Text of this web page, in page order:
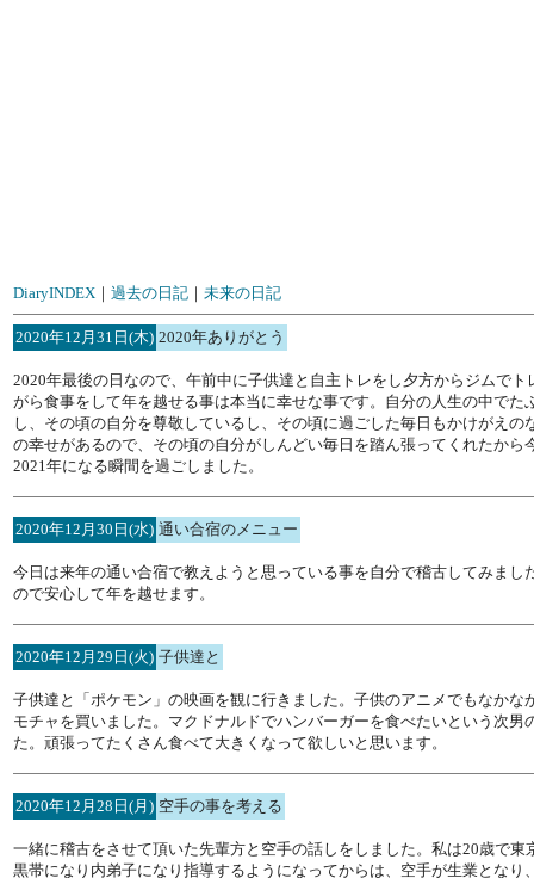
DiaryINDEX ｜ 過去の日記 ｜ 未来の日記
2020年12月31日(木) 2020年ありがとう
2020年最後の日なので、午前中に子供達と自主トレをし夕方からジムで
がら食事をして年を越せる事は本当に幸せな事です。自分の人生の中で
し、その頃の自分を尊敬しているし、その頃に過ごした毎日もかけがえ
の幸せがあるので、その頃の自分がしんどい毎日を踏ん張ってくれたか
2021年になる瞬間を過ごしました。
2020年12月30日(水) 通い合宿のメニュー
今日は来年の通い合宿で教えようと思っている事を自分で稽古してみま
ので安心して年を越せます。
2020年12月29日(火) 子供達と
子供達と「ポケモン」の映画を観に行きました。子供のアニメでもなか
モチャを買いました。マクドナルドでハンバーガーを食べたいという次
た。頑張ってたくさん食べて大きくなって欲しいと思います。
2020年12月28日(月) 空手の事を考える
一緒に稽古をさせて頂いた先輩方と空手の話しをしました。私は20歳で
黒帯になり内弟子になり指導するようになってからは、空手が生業とな